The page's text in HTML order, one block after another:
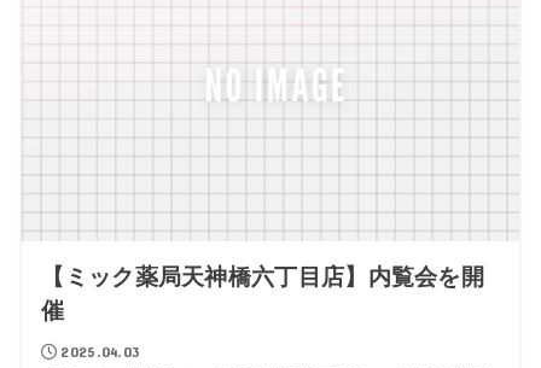
【ミック薬局天神橋六丁目店】内覧会を開
催
2025.04.03